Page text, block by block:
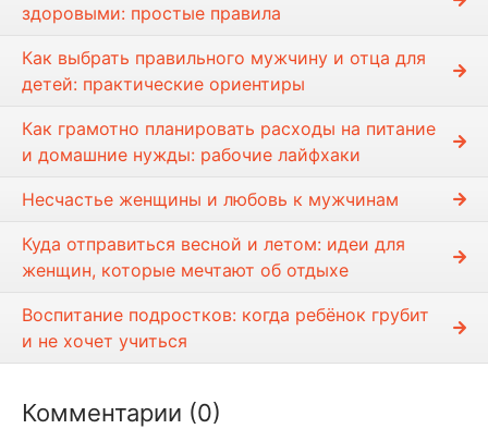
здоровыми: простые правила
Как выбрать правильного мужчину и отца для
детей: практические ориентиры
Как грамотно планировать расходы на питание
и домашние нужды: рабочие лайфхаки
Несчастье женщины и любовь к мужчинам
Куда отправиться весной и летом: идеи для
женщин, которые мечтают об отдыхе
Воспитание подростков: когда ребёнок грубит
и не хочет учиться
Комментарии (0)